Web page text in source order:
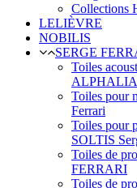
Collections
LELIÈVRE
NOBILIS
SERGE
Toiles
ALPHALIA
Toiles pour
Ferrari
Toiles pour
SOLTIS
Toiles de
FERRARI
Toiles de